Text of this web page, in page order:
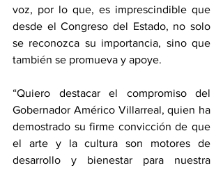
voz, por lo que, es imprescindible que
desde el Congreso del Estado, no solo
se reconozca su importancia, sino que
también se promueva y apoye.
“Quiero destacar el compromiso del
Gobernador Américo Villarreal, quien ha
demostrado su firme convicción de que
el arte y la cultura son motores de
desarrollo y bienestar para nuestra